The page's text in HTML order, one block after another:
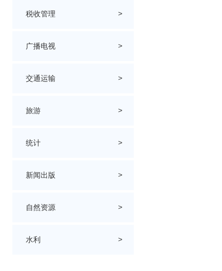
税收管理 >
广播电视 >
交通运输 >
旅游 >
统计 >
新闻出版 >
自然资源 >
水利 >